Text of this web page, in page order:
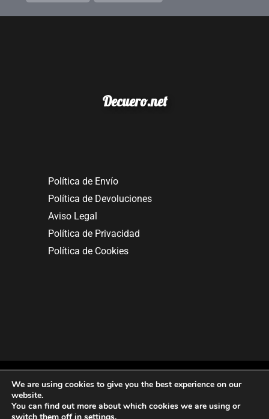
Decuero.net
Política de Envío
Política de Devoluciones
Aviso Legal
Política de Privacidad
Política de Cookies
Copyright © 2025. All rights reserved.
We are using cookies to give you the best experience on our
website.
You can find out more about which cookies we are using or